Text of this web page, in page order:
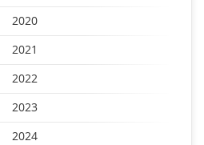
2020
2021
2022
2023
2024